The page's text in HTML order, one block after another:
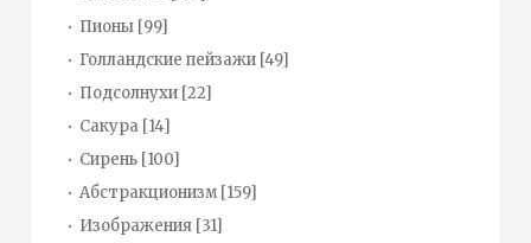
Пионы [99]
Голландские пейзажи [49]
Подсолнухи [22]
Сакура [14]
Сирень [100]
Абстракционизм [159]
Изображения [31]